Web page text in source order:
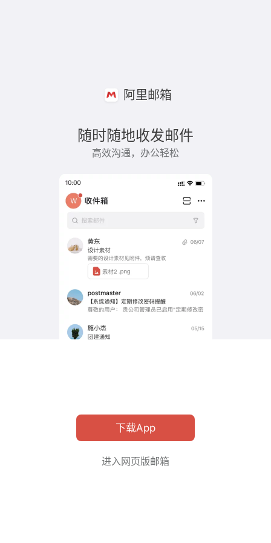
阿里邮箱
随时随地收发邮件
高效沟通，办公轻松
下载App
进入网页版邮箱